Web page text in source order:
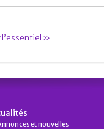
»
et nouvelles